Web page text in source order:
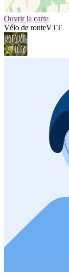
Ouvrir la carte
Vélo de routeVTT